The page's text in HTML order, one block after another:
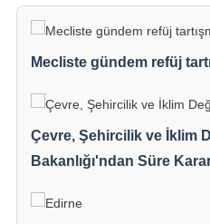
Mecliste gündem refüj
Çevre, Şehircilik ve İklim
Bakanlığı'ndan Süre